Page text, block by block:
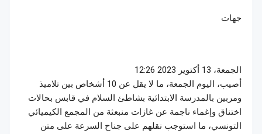
جهات
الجمعة، 13 أكتوير 2023 12:26
أصيب، اليوم الجمعة، ما لا يقل عن 10 أشخاص بين تلاميذ
ومربين بالمدرسة الابتدائية بشاطئ السلام في قابس بحالات
اختناق وإغماء ناجمة عن غازات منبعثة من المجمع الكيميائي
التونسي، ما استوجب نقلهم على جناح السرعة على متن